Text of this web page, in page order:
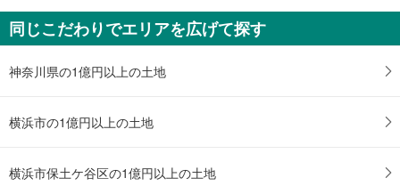
同じこだわりでエリアを広げて探す
神奈川県の1億円以上の土地
横浜市の1億円以上の土地
横浜市保土ケ谷区の1億円以上の土地